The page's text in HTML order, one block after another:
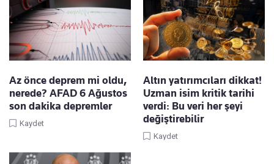
Az önce deprem mi oldu,
nerede? AFAD 6 Ağustos
son dakika depremler
Kaydet
Altın yatırımcıları dikkat!
Uzman isim kritik tarihi
verdi: Bu veri her şeyi
değiştirebilir
Kaydet